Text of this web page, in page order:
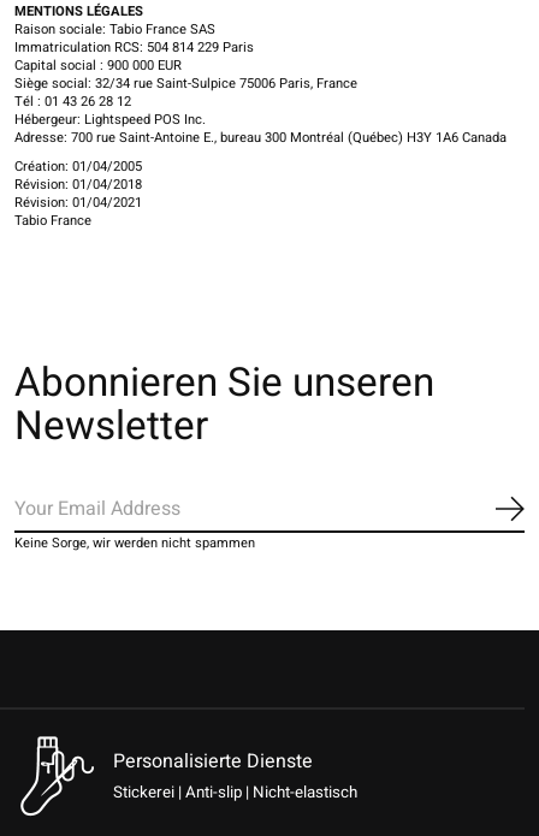
MENTIONS LÉGALES
Raison sociale: Tabio France SAS
Immatriculation RCS: 504 814 229 Paris
Capital social : 900 000 EUR
Siège social: 32/34 rue Saint-Sulpice 75006 Paris, France
Tél : 01 43 26 28 12
Hébergeur: Lightspeed POS Inc.
Adresse: 700 rue Saint-Antoine E., bureau 300 Montréal (Québec) H3Y 1A6 Canada
Création: 01/04/2005
Révision: 01/04/2018
Révision: 01/04/2021
Tabio France
Abonnieren Sie unseren
Newsletter
Keine Sorge, wir werden nicht spammen
Personalisierte Dienste
Stickerei | Anti-slip | Nicht-elastisch